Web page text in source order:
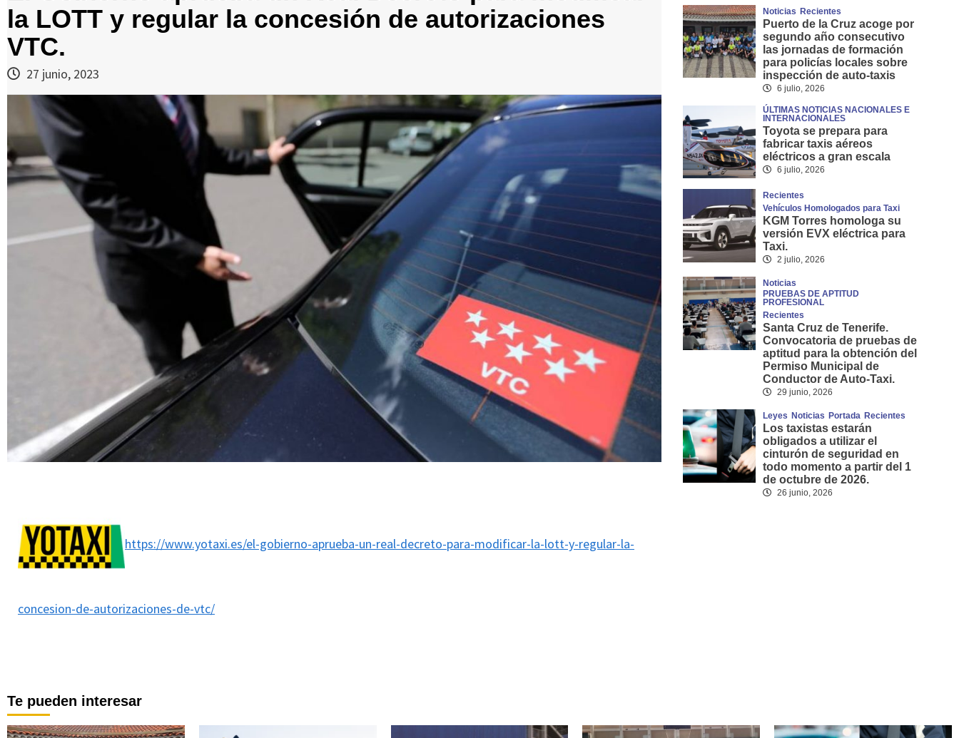
la LOTT y regular la concesión de autorizaciones
VTC.
27 junio, 2023
https://www.yotaxi.es/el-gobierno-aprueba-un-real-decreto-para-modificar-la-lott-y-regular-la-
concesion-de-autorizaciones-de-vtc/
Noticias Recientes
Puerto de la Cruz acoge por
segundo año consecutivo
las jornadas de formación
para policías locales sobre
inspección de auto-taxis
6 julio, 2026
ÚLTIMAS NOTICIAS NACIONALES E
INTERNACIONALES
Toyota se prepara para
fabricar taxis aéreos
eléctricos a gran escala
6 julio, 2026
Recientes
Vehículos Homologados para Taxi
KGM Torres homologa su
versión EVX eléctrica para
Taxi.
2 julio, 2026
Noticias
PRUEBAS DE APTITUD
PROFESIONAL
Recientes
Santa Cruz de Tenerife.
Convocatoria de pruebas de
aptitud para la obtención del
Permiso Municipal de
Conductor de Auto-Taxi.
29 junio, 2026
Leyes Noticias Portada Recientes
Los taxistas estarán
obligados a utilizar el
cinturón de seguridad en
todo momento a partir del 1
de octubre de 2026.
26 junio, 2026
Te pueden interesar